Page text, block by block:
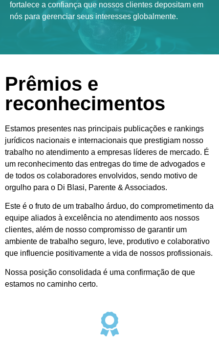
fortalece a confiança que nossos clientes depositam em
nós para gerenciar seus interesses globalmente.
Prêmios e
reconhecimentos
Estamos presentes nas principais publicações e rankings
jurídicos nacionais e internacionais que prestigiam nosso
trabalho no atendimento a empresas líderes de mercado. É
um reconhecimento das entregas do time de advogados e
de todos os colaboradores envolvidos, sendo motivo de
orgulho para o Di Blasi, Parente & Associados.
Este é o fruto de um trabalho árduo, do comprometimento da
equipe aliados à excelência no atendimento aos nossos
clientes, além de nosso compromisso de garantir um
ambiente de trabalho seguro, leve, produtivo e colaborativo
que influencie positivamente a vida de nossos profissionais.
Nossa posição consolidada é uma confirmação de que
estamos no caminho certo.